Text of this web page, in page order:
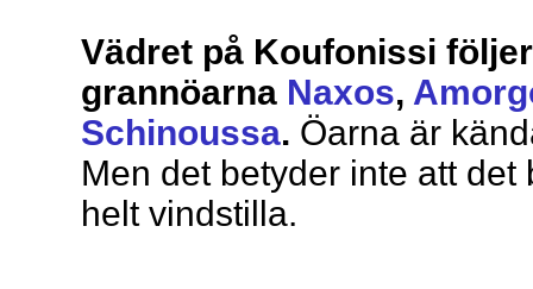
Vädret på Koufonissi
grannöarna Naxos,
Schinoussa. Öarna är
Men det betyder inte att
helt vindstilla.